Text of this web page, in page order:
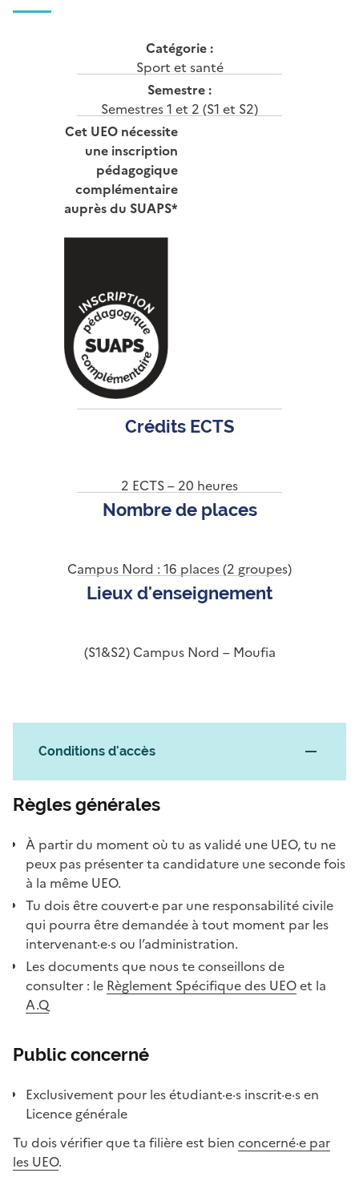
Catégorie :
Sport et santé
Semestre :
Semestres 1 et 2 (S1 et S2)
Cet UEO nécessite
une inscription
pédagogique
complémentaire
auprès du SUAPS*
Crédits ECTS
2 ECTS – 20 heures
Nombre de places
Campus Nord : 16 places (2 groupes)
Lieux d'enseignement
(S1&S2) Campus Nord – Moufia
Conditions d'accès
Règles générales
À partir du moment où tu as validé une UEO, tu ne
peux pas présenter ta candidature une seconde fois
à la même UEO.
Tu dois être couvert·e par une responsabilité civile
qui pourra être demandée à tout moment par les
intervenant·e·s ou l’administration.
Les documents que nous te conseillons de
consulter : le Règlement Spécifique des UEOet la
A.Q
Public concerné
Exclusivement pour les étudiant·e·s inscrit·e·s en
Licence générale
Tu dois vérifier que ta filière est bien concerné·e par
les UEO.